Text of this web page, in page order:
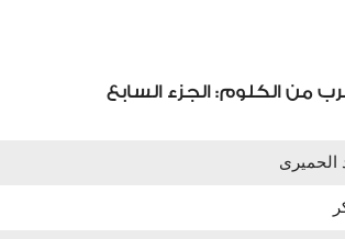
من الكلوم: الجزء السابع
الحميرى